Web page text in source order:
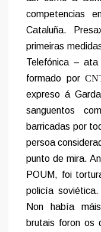
competencias
Cataluña.
primeiras
Telefónica –
formado por
expreso á
sanguentos
barricadas por
persoa
punto de mira.
POUM, foi
policía
Non había
brutais foron os